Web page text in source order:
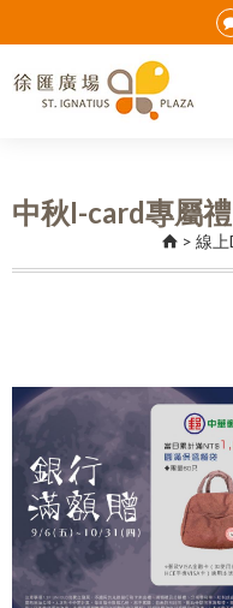
中秋I-card專屬
> 線上
Previous